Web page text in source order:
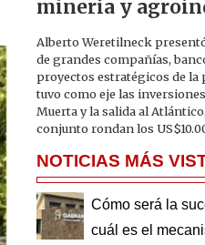
minería y
Alberto Weretilneck
de grandes compañías,
proyectos estratégicos de la
tuvo como eje las
Muerta y la salida al
conjunto rondan los
NOTICIAS MÁS
Cómo será la
cuál es el